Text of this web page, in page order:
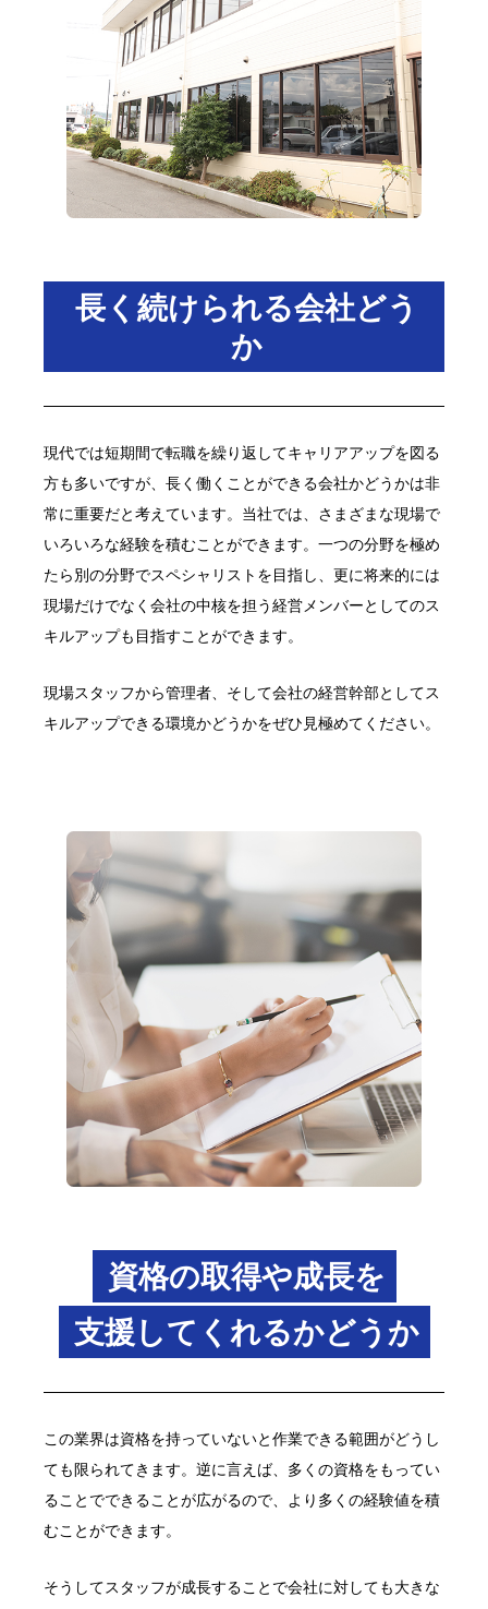
長く続けられる会社どう
か
現代では短期間で転職を繰り返してキャリアアップを図る
方も多いですが、長く働くことができる会社かどうかは非
常に重要だと考えています。当社では、さまざまな現場で
いろいろな経験を積むことができます。一つの分野を極め
たら別の分野でスペシャリストを目指し、更に将来的には
現場だけでなく会社の中核を担う経営メンバーとしてのス
キルアップも目指すことができます。
現場スタッフから管理者、そして会社の経営幹部としてス
キルアップできる環境かどうかをぜひ見極めてください。
資格の取得や成長を
支援してくれるかどうか
この業界は資格を持っていないと作業できる範囲がどうし
ても限られてきます。逆に言えば、多くの資格をもってい
ることでできることが広がるので、より多くの経験値を積
むことができます。
そうしてスタッフが成長することで会社に対しても大きな